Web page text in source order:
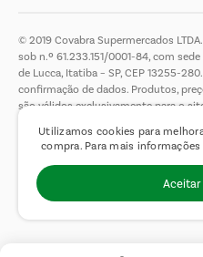
Utilizamos cookies para
compra. Para mais informações
Aceitar
© 2019 Covabra Supermercados
sob n.º 61.233.151/0001-84, com
de Lucca, Itatiba – SP, CEP 13255-
confirmação de dados. Produtos,
são válidos exclusivamente para o
de limitar a quantidade máxima de
vendemos no atacado. Fotos
entrega de bebidas alcoólicas a
n.° 8069/90, art. 81, inciso II